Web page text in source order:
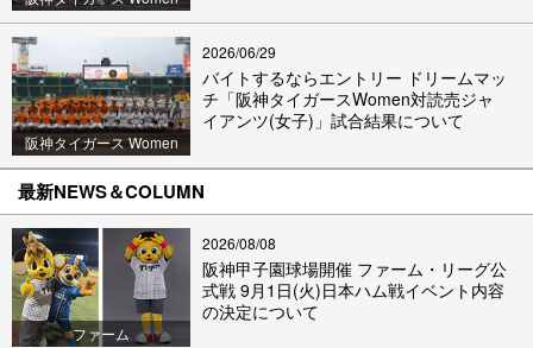
阪神タイガース Women
2026/06/29
バイトするならエントリー ドリームマッ
チ「阪神タイガースWomen対読売ジャ
イアンツ(女子)」試合結果について
最新NEWS＆COLUMN
ファーム
2026/08/08
阪神甲子園球場開催 ファーム・リーグ公
式戦 9月1日(火)日本ハム戦イベント内容
の決定について